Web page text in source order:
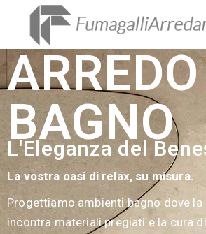
ARREDO
BAGNO
L'Eleganza del
La vostra oasi di relax, su misura.
Progettiamo ambienti bagno dove
incontra materiali pregiati e la cura